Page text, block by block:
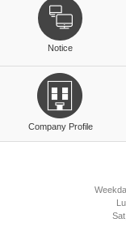
Notice
Company Profile